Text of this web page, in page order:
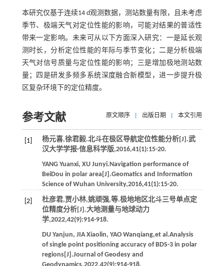
本研究仅基于连续14 d观测数据，测站数量有限，且未考虑
季节、极端天气对定位性能的影响，可能对结果的普适性
带来一定影响。未来可从以下方面深入研究：一是延长观
测时长，分析定位性能的年际与季节变化；二是分析极端
天气对信号质量与定位性能的影响；三是增加极地测站数
量；四是研发多频多系统深度融合新模型，进一步提升极
区复杂环境下的定位精度。
参考文献 原文顺序 出版日期 本文引用
[1] 杨元喜,徐君毅.北斗在极区导航定位性能分析[J].武
汉大学学报·信息科学版,2016,41(1):15-20.
YANG Yuanxi, XU Junyi.Navigation performance of
BeiDou in polar area[J].Geomatics and Information
Science of Wuhan University,2016,41(1):15-20.
[2] 杜彦君,贾小林,姚顽强,等.极地地区北斗三号单点定
位精度分析[J].大地测量与地球动力
学,2022,42(9):914-918.
DU Yanjun, JIA Xiaolin, YAO Wanqiang,et al .Analysis
of single point positioning accuracy of BDS-3 in polar
regions[J].Journal of Geodesy and